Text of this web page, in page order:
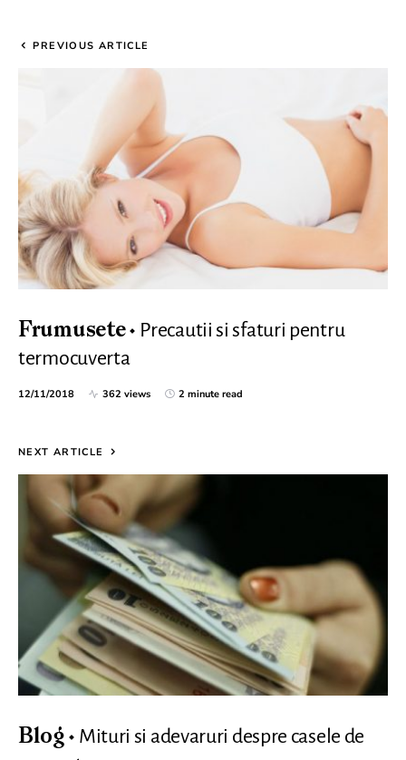
PREVIOUS ARTICLE
Frumusete
Precautii si sfaturi pentru
termocuverta
12/11/2018 362 views 2 minute read
NEXT ARTICLE
Blog
Mituri si adevaruri despre casele de